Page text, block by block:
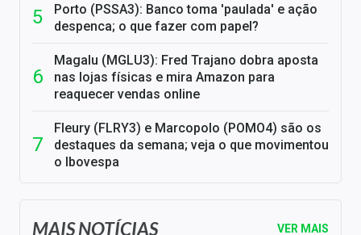
Porto (PSSA3): Banco toma 'paulada' e ação
despenca; o que fazer com papel?
Magalu (MGLU3): Fred Trajano dobra aposta
nas lojas físicas e mira Amazon para
reaquecer vendas online
Fleury (FLRY3) e Marcopolo (POMO4) são os
destaques da semana; veja o que movimentou
o Ibovespa
MAIS NOTÍCIAS VER MAIS